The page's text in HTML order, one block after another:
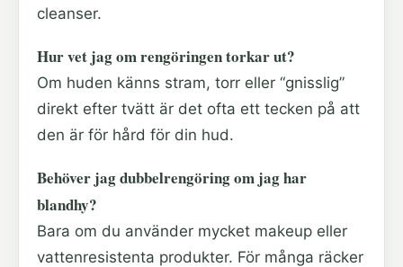
cleanser.
Hur vet jag om rengöringen torkar ut?
Om huden känns stram, torr eller “gnisslig”
direkt efter tvätt är det ofta ett tecken på att
den är för hård för din hud.
Behöver jag dubbelrengöring om jag har
blandhy?
Bara om du använder mycket makeup eller
vattenresistenta produkter. För många räcker